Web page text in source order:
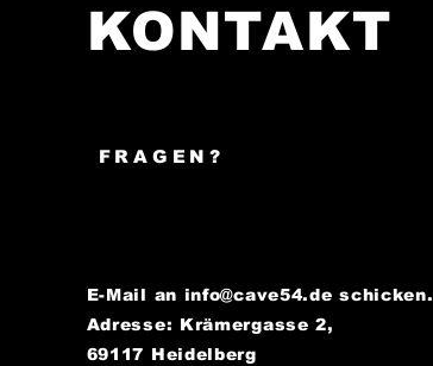
KONTAKT
FRAGEN?
E-Mail an info@cave54.de schicken.
Adresse: Krämergasse 2,
69117 Heidelberg